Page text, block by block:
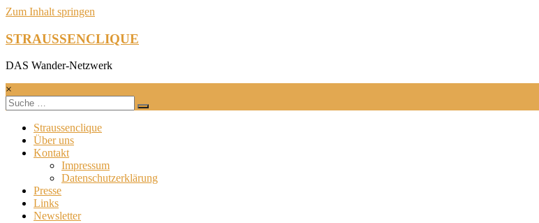
Zum Inhalt springen
STRAUSSENCLIQUE
DAS Wander-Netzwerk
×
Straussenclique
Über uns
Kontakt
Impressum
Datenschutzerklärung
Presse
Links
Newsletter